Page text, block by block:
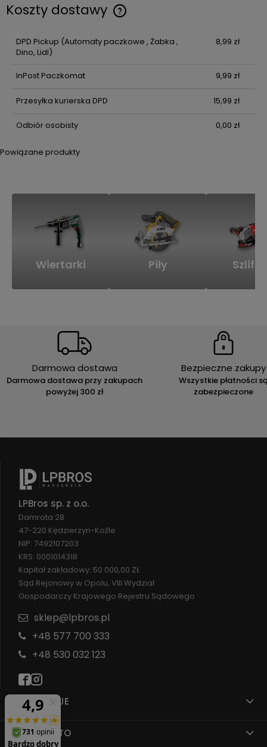
Koszty dostawy
DPD Pickup (Automaty paczkowe , Żabka ,
Dino, Lidl)
8,99 zł
InPost Paczkomat 9,99 zł
Przesyłka kurierska DPD 15,99 zł
Odbiór osobisty 0,00 zł
Powiązane produkty
Wiertarki Piły
Darmowa dostawa
Darmowa dostawa przy zakupach
powyżej 300 zł
Bezpieczne zakupy
Wszystkie płatności
zabezpieczone
INFORMACJE
MOJE KONTO
LPBros sp. z o.o.
Damrota 28
47-220 Kędzierzyn-Koźle
NIP: 7492107203
KRS: 0001014318
Kapitał zakładowy: 50 000,00 ZŁ
Sąd Rejonowy w Opolu, VIII Wydział
Gospodarczy Krajowego Rejestru Sądowego
sklep@lpbros.pl
+48 577 700 333
+48 530 032 123